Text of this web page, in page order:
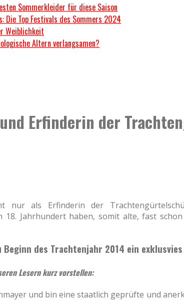
Sommerkleider für diese Saison
Die Top Festivals des Sommers 2024
Weiblichkeit
Altern verlangsamen?
Erfinderin der
nur als Erfinderin der
18. Jahrhundert haben, somit alte, fast
des Trachtenjahr 2014 ein
Lesern kurz vorstellen:
und bin eine staatlich geprüfte und